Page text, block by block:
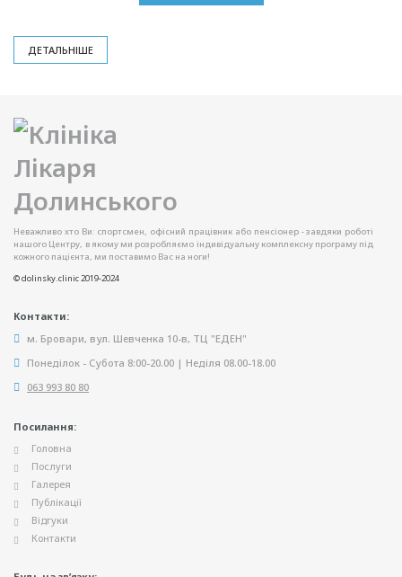
ДЕТАЛЬНІШЕ
Неважливо хто Ви: спортсмен, офісний працівник або пенсіонер - завдяки роботі
нашого Центру, в якому ми розробляємо індивідуальну комплексну програму під
кожного пацієнта, ми поставимо Вас на ноги!
© dolinsky.clinic 2019-2024
Контакти:
м. Бровари, вул. Шевченка 10-в, ТЦ "ЕДЕН"
Понеділок - Субота 8:00-20.00 | Неділя 08.00-18.00
063 993 80 80
Посилання:
Головна
Послуги
Галерея
Публікації
Відгуки
Контакти